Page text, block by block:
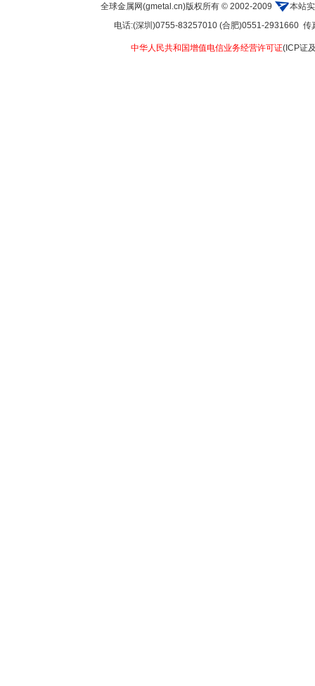
全球金属网(gmetal.cn)版权所有 © 2002-2009
本站
电话:(深圳)0755-83257010 (合肥)0551-2931660
中华人民共和国增值电信业务经营许可证(ICP证